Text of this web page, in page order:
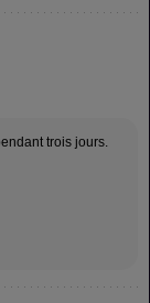
trois jours.